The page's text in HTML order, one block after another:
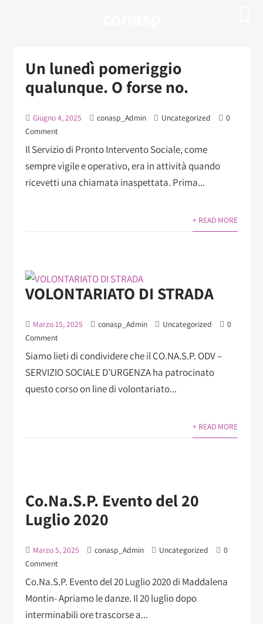
Un lunedì pomeriggio
qualunque. O forse no.
Giugno 4, 2025 conasp_Admin Uncategorized
0
Comment
Il Servizio di Pronto Intervento Sociale, come
sempre vigile e operativo, era in attività quando
ricevetti una chiamata inaspettata. Prima...
+ READ MORE
VOLONTARIATO DI STRADA
Marzo 15, 2025 conasp_Admin Uncategorized
0
Comment
Siamo lieti di condividere che il CO.NA.S.P. ODV –
SERVIZIO SOCIALE D’URGENZA ha patrocinato
questo corso on line di volontariato...
+ READ MORE
Co.Na.S.P. Evento del 20
Luglio 2020
Marzo 5, 2025 conasp_Admin Uncategorized
0
Comment
Co.Na.S.P. Evento del 20 Luglio 2020 di Maddalena
Montin- Apriamo le danze. Il 20 luglio dopo
interminabili ore trascorse a...